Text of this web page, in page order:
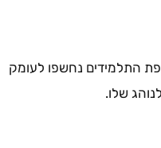
התלמידים נחשפו לעומק
שלו.